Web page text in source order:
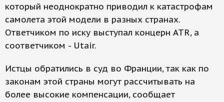
который неоднократно приводил к катастрофам
самолета этой модели в разных странах.
Ответчиком по иску выступал концерн ATR, а
соответчиком - Utair.
Истцы обратились в суд во Франции, так как по
законам этой страны могут рассчитывать на
более высокие компенсации, сообщает